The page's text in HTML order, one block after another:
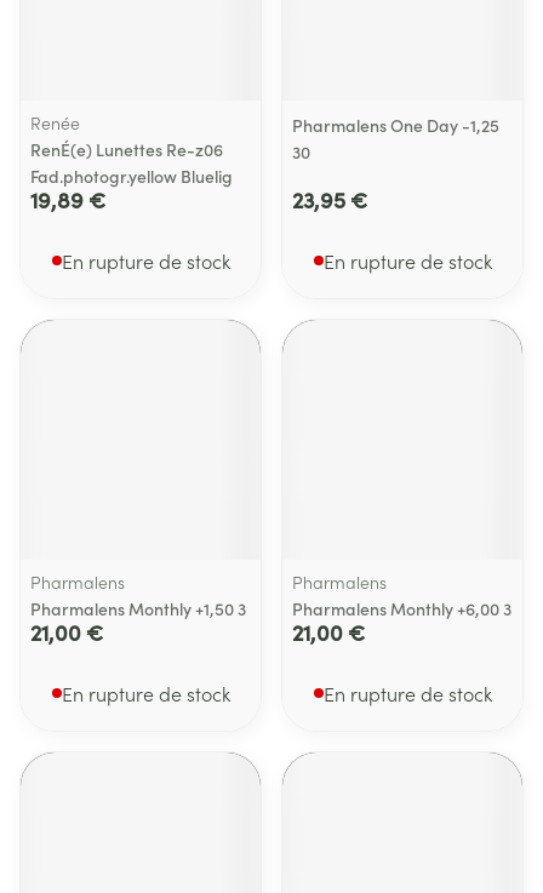
Renée
RenÉ(e) Lunettes Re-z06
Fad.photogr.yellow Bluelig
19,89 €
En rupture de stock
Pharmalens One Day -1,25
30
23,95 €
En rupture de stock
Pharmalens
Pharmalens Monthly +1,50 3
21,00 €
En rupture de stock
Pharmalens
Pharmalens Monthly +6,00 3
21,00 €
En rupture de stock